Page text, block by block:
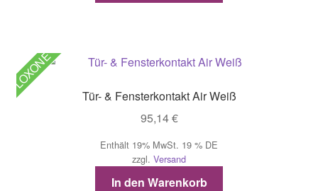
LOXONE
Tür- & Fensterkontakt Air Weiß
95,14€
Enthält 19% MwSt. 19 % DE
zzgl. Versand
In den Warenkorb